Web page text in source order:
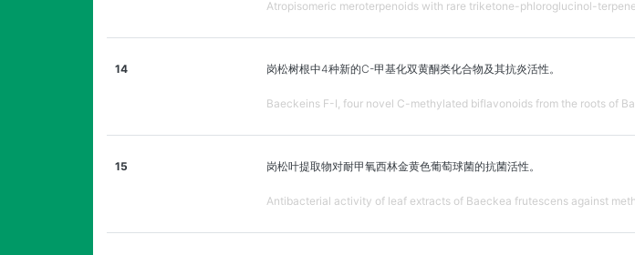
Atropisomeric meroterpenoids with rare triketone-phloroglucinol-
14 岗松树根中4种新的C-甲基化双黄酮类化合物及其抗炎活性。
Baeckeins F-I, four novel C-methylated biflavonoids from the roots of
15 岗松叶提取物对耐甲氧西林金黄色葡萄球菌的抗菌活性。
Antibacterial activity of leaf extracts of Baeckea frutescens against